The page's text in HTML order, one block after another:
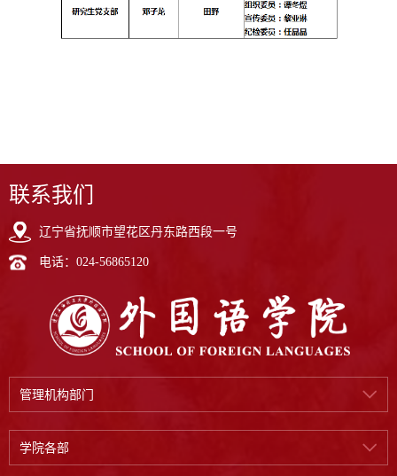
联系我们
辽宁省抚顺市望花区丹东路西段一号
电话：024-56865120
管理机构部门
学院各部